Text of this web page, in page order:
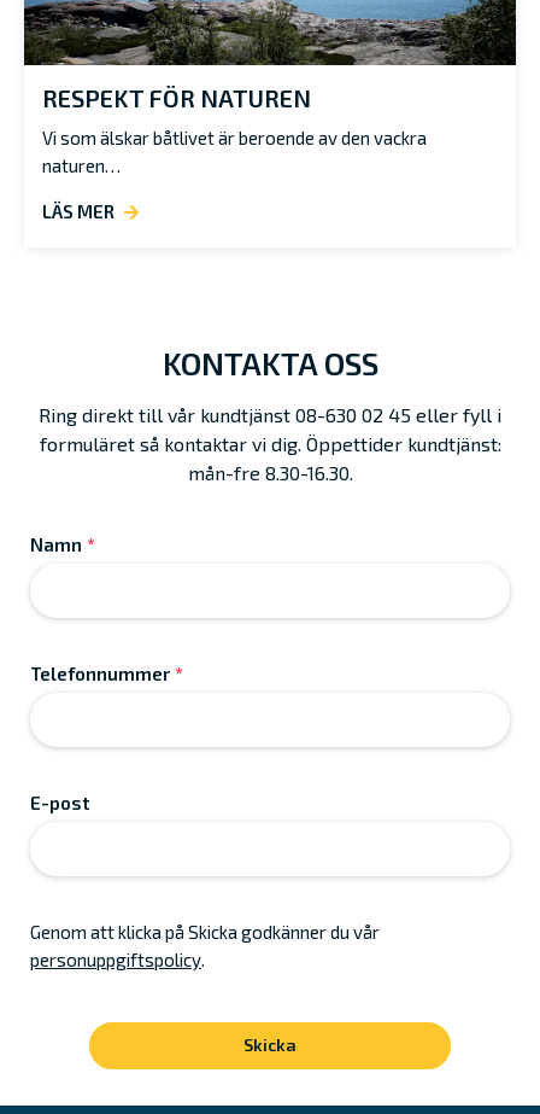
RESPEKT FÖR NATUREN
Vi som älskar båtlivet är beroende av den vackra
naturen…
LÄS MER
KONTAKTA OSS
Ring direkt till vår kundtjänst 08-630 02 45 eller fyll i
formuläret så kontaktar vi dig. Öppettider kundtjänst:
mån-fre 8.30-16.30.
Namn *
Telefonnummer *
E-post
Genom att klicka på Skicka godkänner du vår
personuppgiftspolicy.